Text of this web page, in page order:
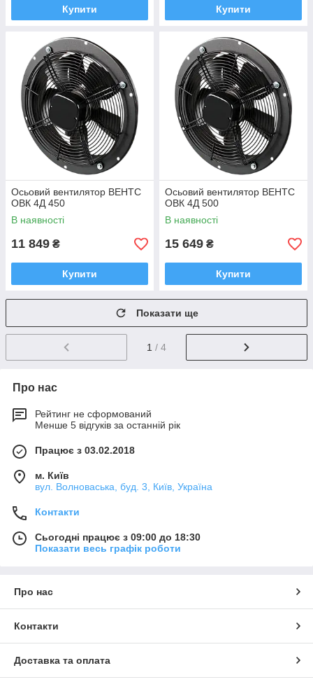
Купити Купити
Осьовий вентилятор ВЕНТС
ОВК 4Д 450
В наявності
11 849 ₴
Купити
Осьовий вентилятор ВЕНТС
ОВК 4Д 500
В наявності
15 649 ₴
Купити
Показати ще
1 / 4
Про нас
Рейтинг не сформований
Менше 5 відгуків за останній рік
Працює з 03.02.2018
м. Київ
вул. Волноваська, буд. 3, Київ, Україна
Контакти
Сьогодні працює з 09:00 до 18:30
Показати весь графік роботи
Про нас
Контакти
Доставка та оплата